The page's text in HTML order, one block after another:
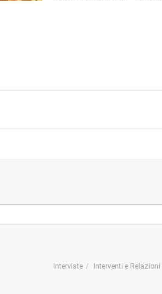
Interviste Interventi e Relazioni